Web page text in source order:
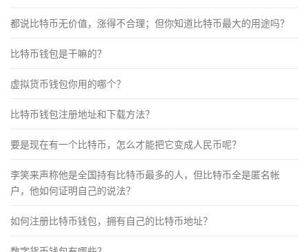
都说比特币无价值，涨得不合理；但你知道比特币最大的用途吗？
比特币钱包是干嘛的？
虚拟货币钱包你用的哪个？
比特币钱包注册地址和下载方法？
要是现在有一个比特币，怎么才能把它变成人民币呢？
李笑来声称他是全国持有比特币最多的人，但比特币全是匿名帐
户，他如何证明自己的说法？
如何注册比特币钱包，拥有自己的比特币地址？